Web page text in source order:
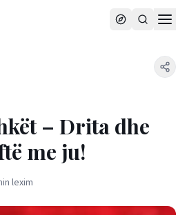
– Drita dhe
me ju!
lexim